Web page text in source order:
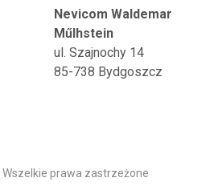
Nevicom Waldemar
Műlhstein
ul. Szajnochy 14
85-738 Bydgoszcz
Wszelkie prawa zastrzeżone